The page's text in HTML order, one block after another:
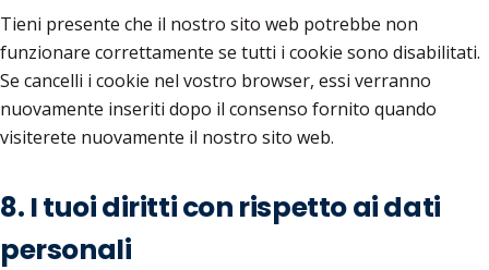
Tieni presente che il nostro sito web potrebbe non
funzionare correttamente se tutti i cookie sono disabilitati.
Se cancelli i cookie nel vostro browser, essi verranno
nuovamente inseriti dopo il consenso fornito quando
visiterete nuovamente il nostro sito web.
8. I tuoi diritti con rispetto ai dati
personali